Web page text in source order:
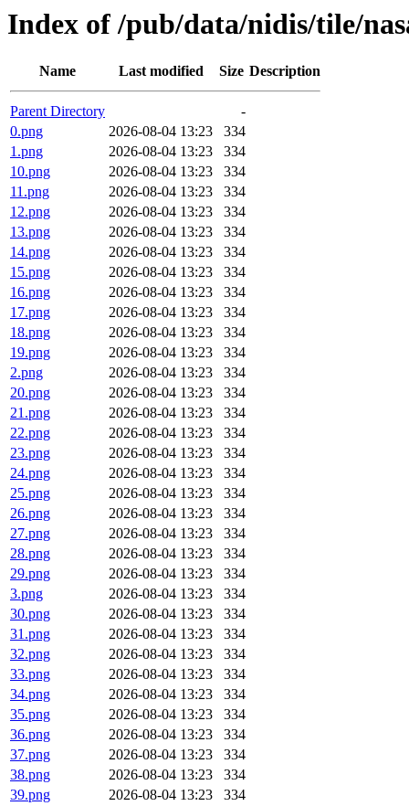
Index of /pub/data/nidis/tile/
Name Last modified Size Description
Parent Directory
-
0.png
2026-08-04 13:23
334
1.png
2026-08-04 13:23
334
10.png
2026-08-04 13:23
334
11.png
2026-08-04 13:23
334
12.png
2026-08-04 13:23
334
13.png
2026-08-04 13:23
334
14.png
2026-08-04 13:23
334
15.png
2026-08-04 13:23
334
16.png
2026-08-04 13:23
334
17.png
2026-08-04 13:23
334
18.png
2026-08-04 13:23
334
19.png
2026-08-04 13:23
334
2.png
2026-08-04 13:23
334
20.png
2026-08-04 13:23
334
21.png
2026-08-04 13:23
334
22.png
2026-08-04 13:23
334
23.png
2026-08-04 13:23
334
24.png
2026-08-04 13:23
334
25.png
2026-08-04 13:23
334
26.png
2026-08-04 13:23
334
27.png
2026-08-04 13:23
334
28.png
2026-08-04 13:23
334
29.png
2026-08-04 13:23
334
3.png
2026-08-04 13:23
334
30.png
2026-08-04 13:23
334
31.png
2026-08-04 13:23
334
32.png
2026-08-04 13:23
334
33.png
2026-08-04 13:23
334
34.png
2026-08-04 13:23
334
35.png
2026-08-04 13:23
334
36.png
2026-08-04 13:23
334
37.png
2026-08-04 13:23
334
38.png
2026-08-04 13:23
334
39.png
2026-08-04 13:23
334